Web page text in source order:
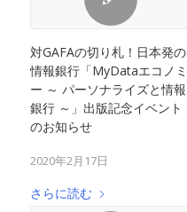
対GAFAの切り札！日本発の
情報銀行「MyDataエコノミ
ー ～ パーソナライズと情報
銀行 ～」出版記念イベント
のお知らせ
2020年2月17日
さらに読む